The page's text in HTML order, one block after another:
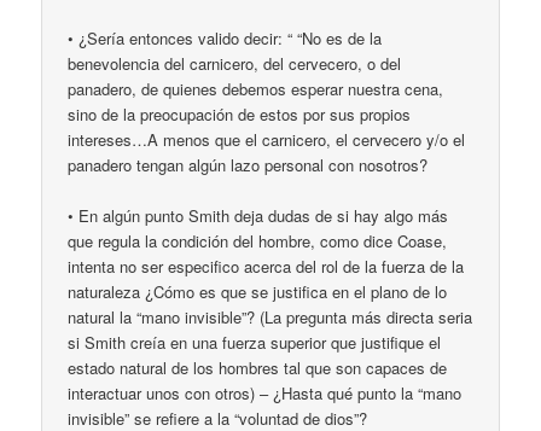
• ¿Sería entonces valido decir: “ “No es de la
benevolencia del carnicero, del cervecero, o del
panadero, de quienes debemos esperar nuestra cena,
sino de la preocupación de estos por sus propios
intereses…A menos que el carnicero, el cervecero y/o el
panadero tengan algún lazo personal con nosotros?
• En algún punto Smith deja dudas de si hay algo más
que regula la condición del hombre, como dice Coase,
intenta no ser especifico acerca del rol de la fuerza de la
naturaleza ¿Cómo es que se justifica en el plano de lo
natural la “mano invisible”? (La pregunta más directa seria
si Smith creía en una fuerza superior que justifique el
estado natural de los hombres tal que son capaces de
interactuar unos con otros) – ¿Hasta qué punto la “mano
invisible” se refiere a la “voluntad de dios”?